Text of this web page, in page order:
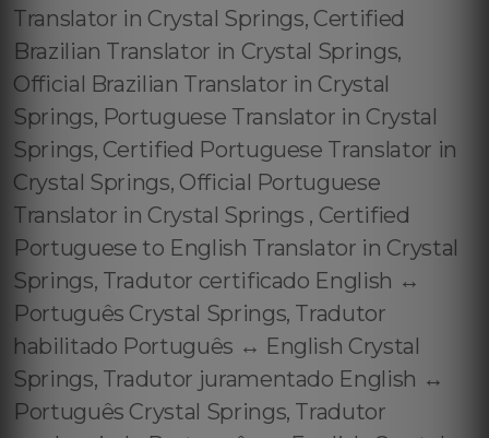
Translator in Crystal Springs, Certified
Brazilian Translator in Crystal Springs,
Official Brazilian Translator in Crystal
Springs, Portuguese Translator in Crystal
Springs, Certified Portuguese Translator in
Crystal Springs, Official Portuguese
Translator in Crystal Springs , Certified
Portuguese to English Translator in Crystal
Springs, Tradutor certificado English ↔️
Português Crystal Springs, Tradutor
habilitado Português ↔️ English Crystal
Springs, Tradutor juramentado English ↔️
Português Crystal Springs, Tradutor